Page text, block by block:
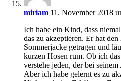
miriam 11. November 2018
Ich habe ein Kind, dass
das zu akzeptieren. Er hat
Sommerjacke getragen und
kurzen Hosen rum. Ob ich
verstehe jeden, der bei
Aber ich habe gelernt es zu